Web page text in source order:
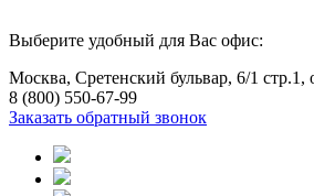
Выберите удобный для Вас офис:
Москва, Сретенский бульвар, 6/1 стр.1,
8 (800) 550-67-99
Заказать обратный звонок